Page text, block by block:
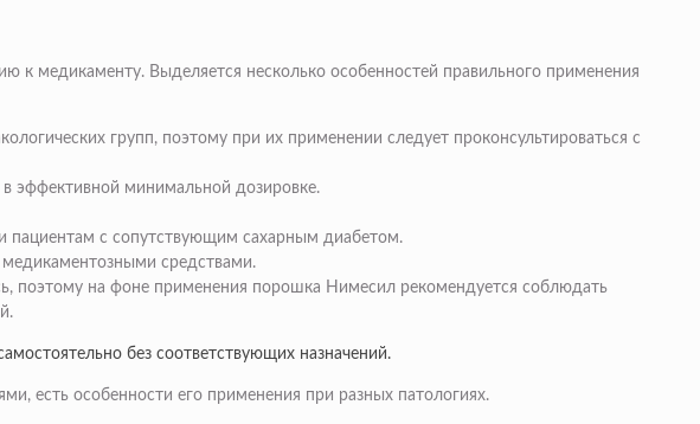
к медикаменту. Выделяется несколько особенностей правильного применения
групп, поэтому при их применении следует проконсультироваться с
эффективной минимальной дозировке.
пациентам с сопутствующим сахарным диабетом.
средствами.
поэтому на фоне применения порошка Нимесил рекомендуется соблюдать
без соответствующих назначений.
есть особенности его применения при разных патологиях.